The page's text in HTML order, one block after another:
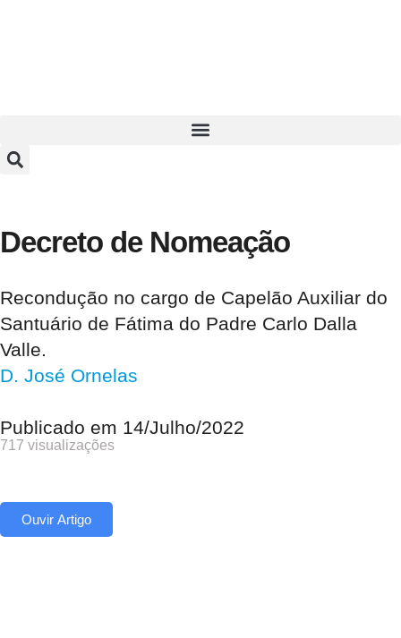
Decreto de Nomeação
Recondução no cargo de Capelão Auxiliar do
Santuário de Fátima do Padre Carlo Dalla
Valle.
D. José Ornelas
Publicado em 14/Julho/2022
717 visualizações
Ouvir Artigo